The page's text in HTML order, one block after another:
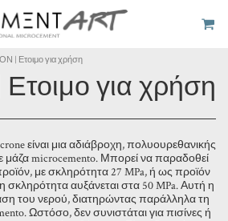
| Ετοιμο για χρήση
για χρήση
είναι μια αδιάβροχη, πολυουρεθανικής
microcemento. Μπορεί να παραδοθεί
με σκληρότητα 27 MPa, ή ως προϊόν
αυξάνεται στα 50 MPa. Αυτή η
του νερού, διατηρώντας παράλληλα τη
Ωστόσο, δεν συνιστάται για πισίνες ή